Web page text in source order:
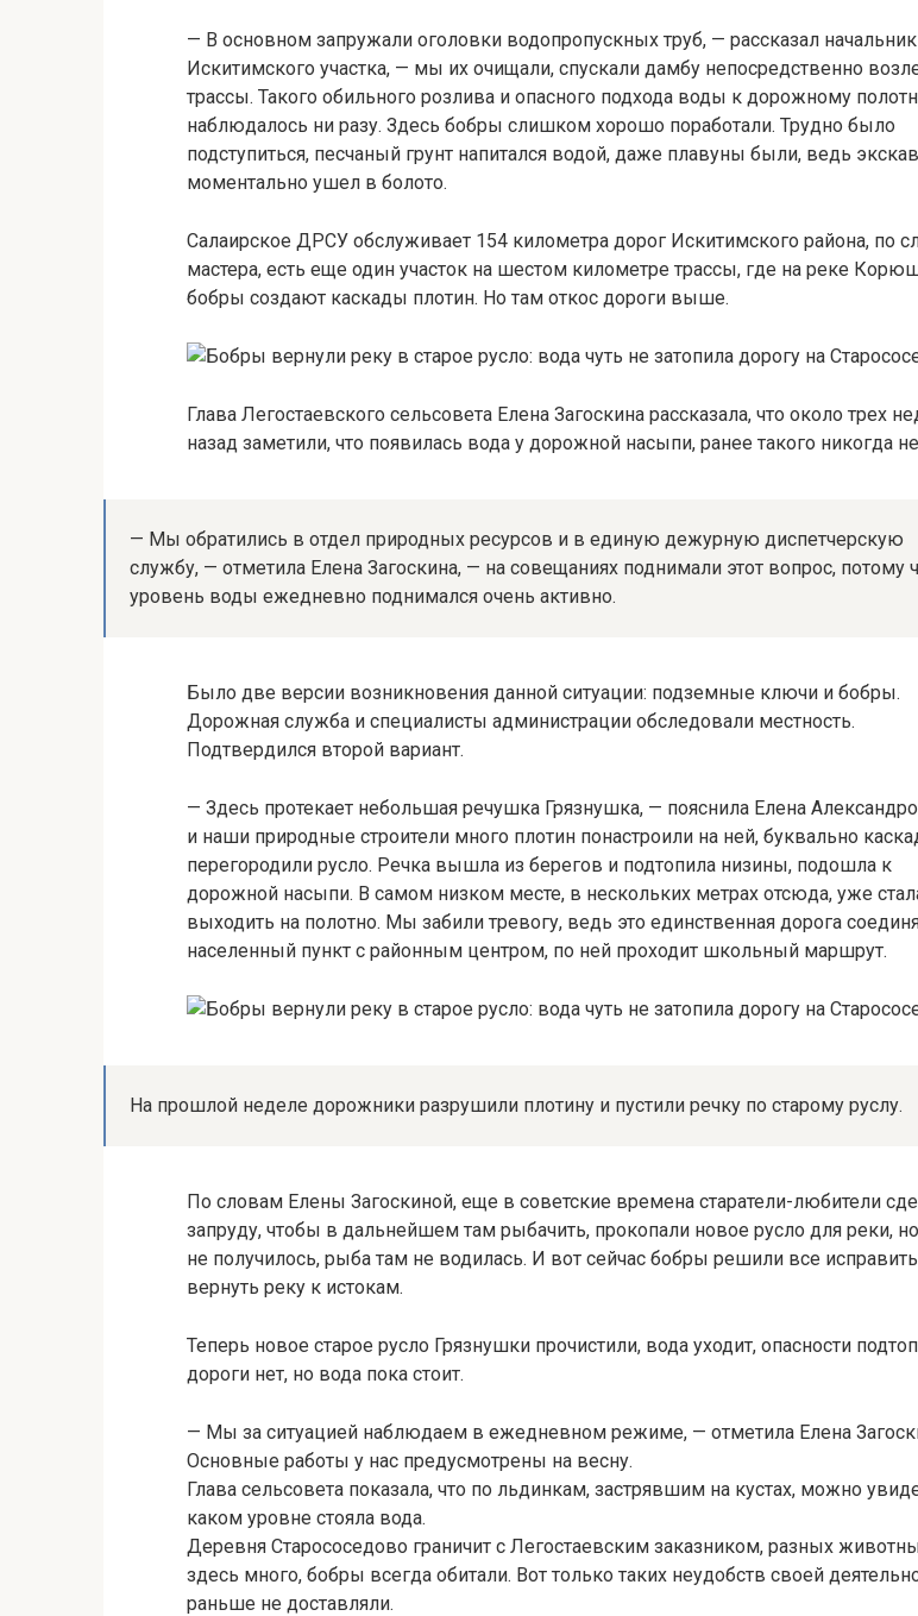
— В основном запружали оголовки водопропускных труб, — рассказал начальник
Искитимского участка, — мы их очищали, спускали дамбу непосредственно
трассы. Такого обильного розлива и опасного подхода воды к дорожному
наблюдалось ни разу. Здесь бобры слишком хорошо поработали. Трудно было
подступиться, песчаный грунт напитался водой, даже плавуны были, ведь
моментально ушел в болото.
Салаирское ДРСУ обслуживает 154 километра дорог Искитимского района, по
мастера, есть еще один участок на шестом километре трассы, где на реке
бобры создают каскады плотин. Но там откос дороги выше.
Глава Легостаевского сельсовета Елена Загоскина рассказала, что около трех
назад заметили, что появилась вода у дорожной насыпи, ранее такого никогда
— Мы обратились в отдел природных ресурсов и в единую дежурную диспетчерскую
службу, — отметила Елена Загоскина, — на совещаниях поднимали этот вопрос, потому
уровень воды ежедневно поднимался очень активно.
Было две версии возникновения данной ситуации: подземные ключи и бобры.
Дорожная служба и специалисты администрации обследовали местность.
Подтвердился второй вариант.
— Здесь протекает небольшая речушка Грязнушка, — пояснила Елена
и наши природные строители много плотин понастроили на ней, буквально
перегородили русло. Речка вышла из берегов и подтопила низины, подошла к
дорожной насыпи. В самом низком месте, в нескольких метрах отсюда, уже
выходить на полотно. Мы забили тревогу, ведь это единственная дорога
населенный пункт с районным центром, по ней проходит школьный маршрут.
На прошлой неделе дорожники разрушили плотину и пустили речку по старому руслу.
По словам Елены Загоскиной, еще в советские времена старатели-любители
запруду, чтобы в дальнейшем там рыбачить, прокопали новое русло для реки,
не получилось, рыба там не водилась. И вот сейчас бобры решили все
вернуть реку к истокам.
Теперь новое старое русло Грязнушки прочистили, вода уходит, опасности
дороги нет, но вода пока стоит.
— Мы за ситуацией наблюдаем в ежедневном режиме, — отметила Елена
Основные работы у нас предусмотрены на весну.
Глава сельсовета показала, что по льдинкам, застрявшим на кустах, можно
каком уровне стояла вода.
Деревня Старососедово граничит с Легостаевским заказником, разных
здесь много, бобры всегда обитали. Вот только таких неудобств своей
раньше не доставляли.